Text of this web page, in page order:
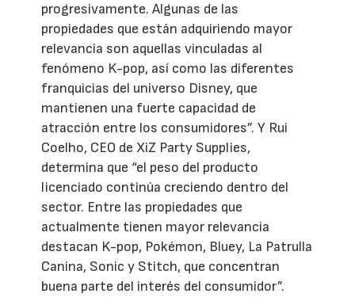
progresivamente. Algunas de las
propiedades que están adquiriendo mayor
relevancia son aquellas vinculadas al
fenómeno K-pop, así como las diferentes
franquicias del universo Disney, que
mantienen una fuerte capacidad de
atracción entre los consumidores”. Y Rui
Coelho, CEO de XiZ Party Supplies,
determina que “el peso del producto
licenciado continúa creciendo dentro del
sector. Entre las propiedades que
actualmente tienen mayor relevancia
destacan K-pop, Pokémon, Bluey, La Patrulla
Canina, Sonic y Stitch, que concentran
buena parte del interés del consumidor”.